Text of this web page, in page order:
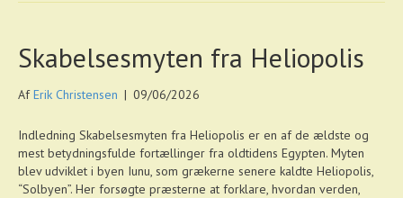
Skabelsesmyten fra Heliopolis
AfErik Christensen | 09/06/2026
Indledning Skabelsesmyten fra Heliopolis er en af de ældste og
mest betydningsfulde fortællinger fra oldtidens Egypten. Myten
blev udviklet i byen Iunu, som grækerne senere kaldte Heliopolis,
“Solbyen”. Her forsøgte præsterne at forklare, hvordan verden,